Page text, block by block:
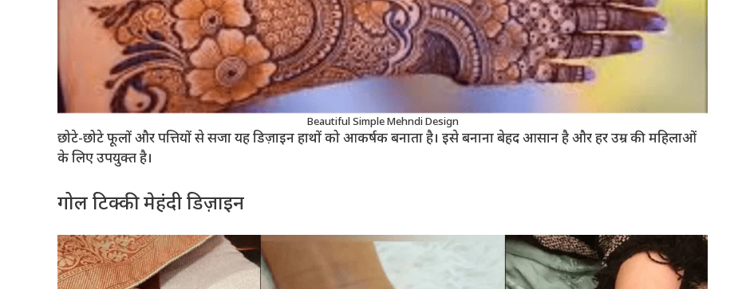
Beautiful Simple Mehndi Design
छोटे-छोटे फूलों और पत्तियों से सजा यह डिज़ाइन हाथों को आकर्षक बनाता है। इसे बनाना बेहद आसान है और हर उम्र की महिलाओं
के लिए उपयुक्त है।
गोल टिक्की मेहंदी डिज़ाइन